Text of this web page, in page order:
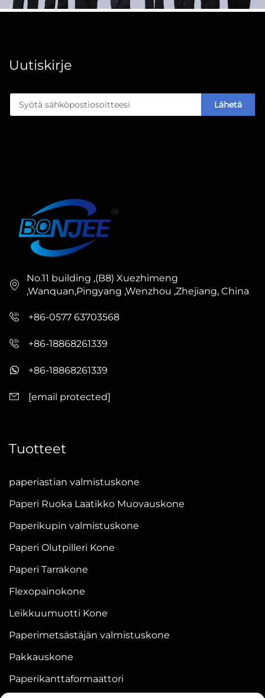
Uutiskirje
Lähetä
No.11 building ,(B8) Xuezhimeng
,Wanquan,Pingyang ,Wenzhou ,Zhejiang, China
+86-0577 63703568
+86-18868261339
+86-18868261339
[email protected]
Tuotteet
paperiastian valmistuskone
Paperi Ruoka Laatikko Muovauskone
Paperikupin valmistuskone
Paperi Olutpilleri Kone
Paperi Tarrakone
Flexopainokone
Leikkuumuotti Kone
Paperimetsästäjän valmistuskone
Pakkauskone
Paperikanttaformaattori